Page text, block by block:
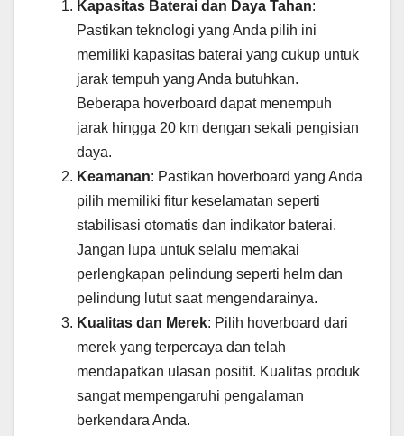
Kapasitas Baterai dan Daya Tahan:
Pastikan teknologi yang Anda pilih ini
memiliki kapasitas baterai yang cukup untuk
jarak tempuh yang Anda butuhkan.
Beberapa hoverboard dapat menempuh
jarak hingga 20 km dengan sekali pengisian
daya.
Keamanan: Pastikan hoverboard yang Anda
pilih memiliki fitur keselamatan seperti
stabilisasi otomatis dan indikator baterai.
Jangan lupa untuk selalu memakai
perlengkapan pelindung seperti helm dan
pelindung lutut saat mengendarainya.
Kualitas dan Merek: Pilih hoverboard dari
merek yang terpercaya dan telah
mendapatkan ulasan positif. Kualitas produk
sangat mempengaruhi pengalaman
berkendara Anda.